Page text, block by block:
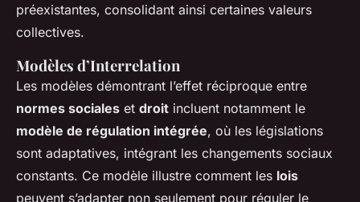
préexistantes, consolidant ainsi certaines valeurs
collectives.
Modèles d’Interrelation
Les modèles démontrant l’effet réciproque entre
normes sociales et droit incluent notamment le
modèle de régulation intégrée, où les législations
sont adaptatives, intégrant les changements sociaux
constants. Ce modèle illustre comment les lois
peuvent s’adapter non seulement pour réguler le